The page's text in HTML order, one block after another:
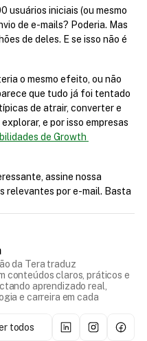
usuários iniciais (ou mesmo
de e-mails? Poderia. Mas
de deles. E se isso não é
o mesmo efeito, ou não
que tudo já foi tentado
de atrair, converter e
e por isso empresas
de Growth
assine nossa
relevantes por e-mail. Basta
da Tera traduz
conteúdos claros, práticos e
aprendizado real,
e carreira em cada
todos